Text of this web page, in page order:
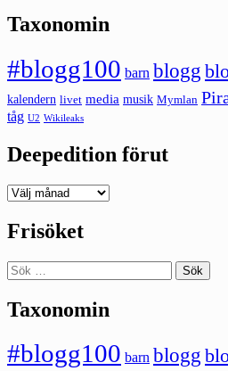
Taxonomin
#blogg100 barn blogg
kalendern livet media musik Mymlan
tåg U2 Wikileaks
Deepedition förut
Deepedition
Frisöket
Sök
efter:
Taxonomin
#blogg100 barn blogg